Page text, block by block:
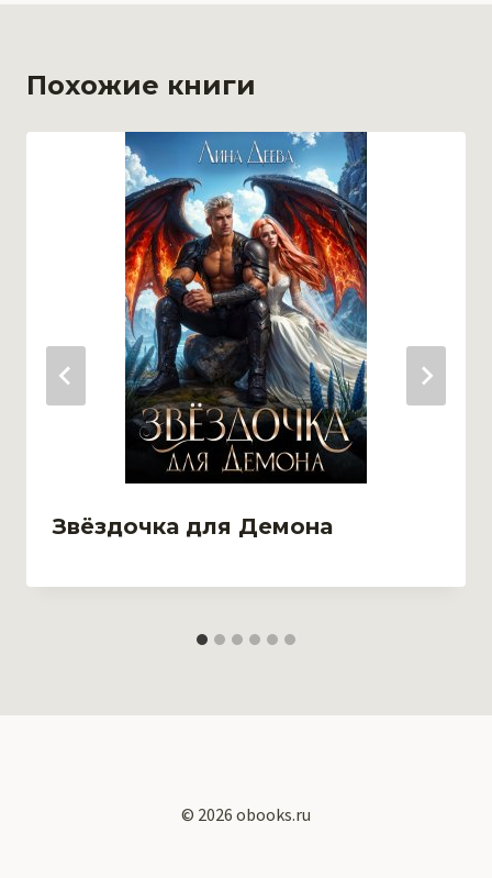
Похожие книги
Звёздочка для Демона
© 2026 obooks.ru